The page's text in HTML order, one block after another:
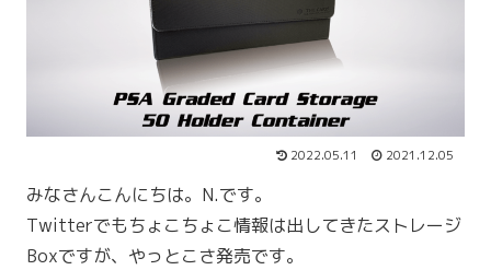
2022.05.11 2021.12.05
みなさんこんにちは。N.です。
Twitterでもちょこちょこ情報は出してきたストレージ
Boxですが、やっとこさ発売です。